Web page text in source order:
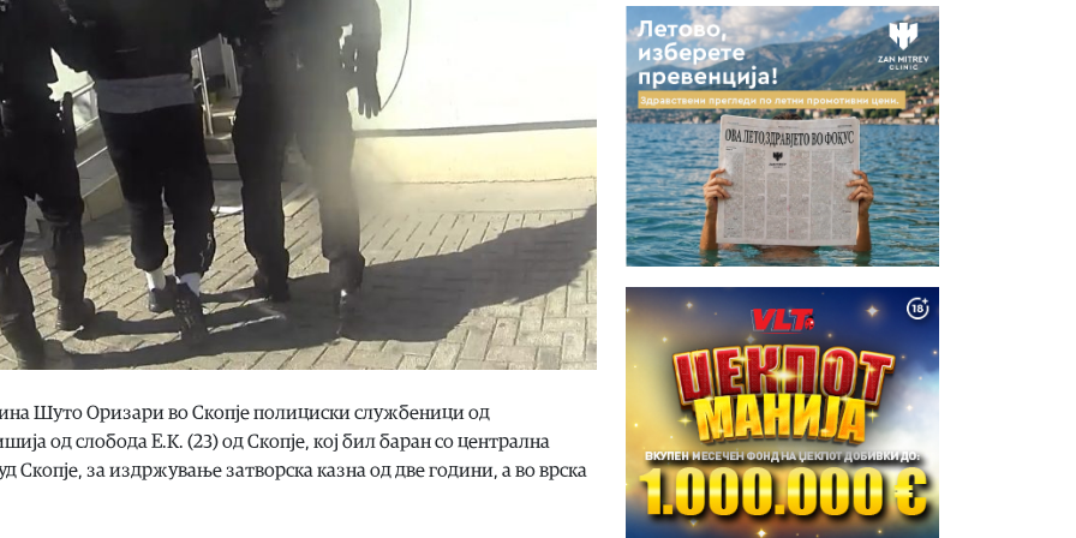
Шуто Оризари во Скопје полициски службеници од
од слобода Е.К. (23) од Скопје, кој бил баран со централна
Скопје, за издржување затворска казна од две години, а во врска